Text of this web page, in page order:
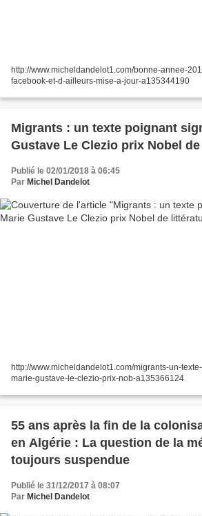
http://www.micheldandelot1.com/bonne-annee-
facebook-et-d-ailleurs-mise-a-jour-a135344190
Migrants : un texte poignant
Gustave Le Clezio prix Nobel
Publié le 02/01/2018 à 06:45
Par Michel Dandelot
http://www.micheldandelot1.com/migrants-un-
marie-gustave-le-clezio-prix-nob-a135366124
55 ans après la fin de la colonisation
en Algérie : La question de la mémoire reste
toujours suspendue
Publié le 31/12/2017 à 08:07
Par Michel Dandelot